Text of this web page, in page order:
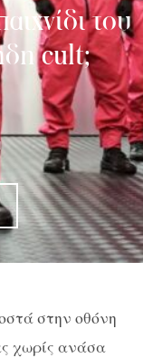
του
cult;
στην οθόνη
χωρίς ανάσα